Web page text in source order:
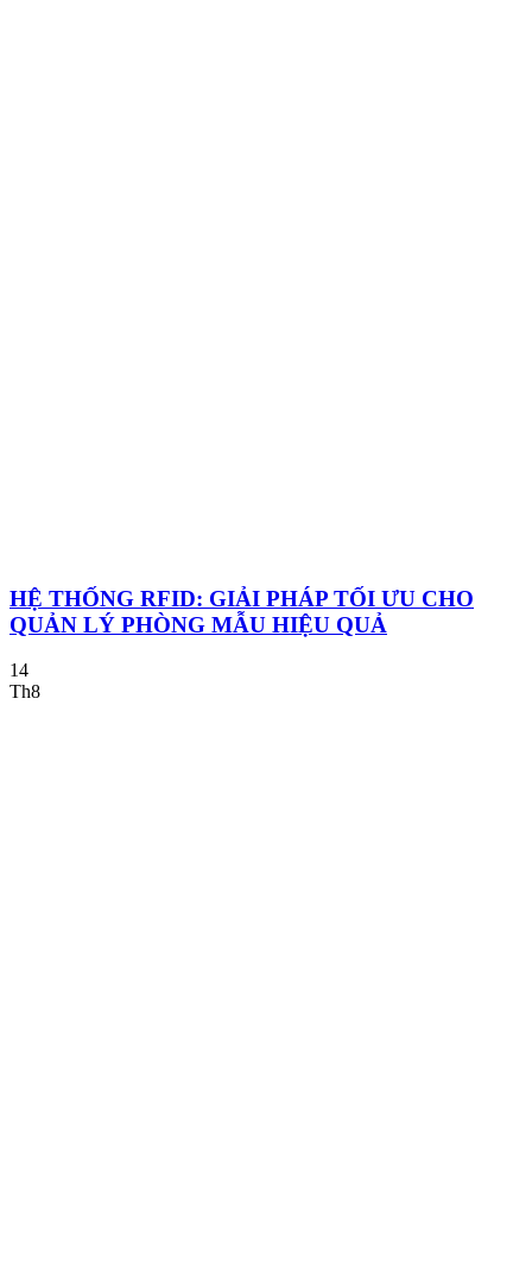
HỆ THỐNG RFID: GIẢI PHÁP TỐI ƯU CHO
QUẢN LÝ PHÒNG MẪU HIỆU QUẢ
14
Th8